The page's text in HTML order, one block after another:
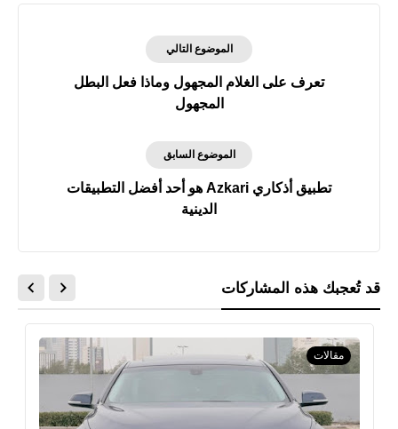
الموضوع التالي
تعرف على الغلام المجهول وماذا فعل البطل
المجهول
الموضوع السابق
تطبيق أذكاري Azkari هو أحد أفضل التطبيقات
الدينية
قد تُعجبك هذه المشاركات
مقالات